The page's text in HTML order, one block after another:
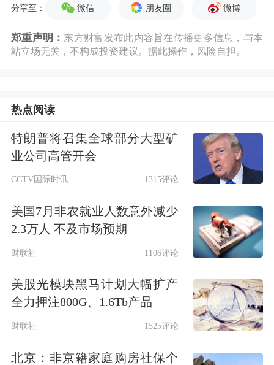
往经营业绩不确定性大、转盈利周期
长，资本市场服务能否有效覆盖优质未
纳斯达克
容度，2019年以来，纳斯达克IPO企业
中，超过50%的企业上市时未盈利，合
“科创板设置科创成长层，为处于不同
发展阶段，尤其是成长初期的科技创新
企业提供更加适配的资本市场平台，有
利于进一步彰显资本市场支持科技创新
的政策导向，稳定市场预期。”张宗新
表示。在他看来，科创成长层的设立有
分享至： 微信 朋友圈 微博
郑重声明： 东方财富发布此内容旨在传播更多信息，与本
站立场无关，不构成投资建议。据此操作，风险自担。
热点阅读
特朗普将召集全球部分大型矿
业公司高管开会
CCTV国际时讯 1315评论
美国7月非农就业人数意外减少
2.3万人 不及市场预期
财联社 1106评论
美股光模块黑马计划大幅扩产
全力押注800G、1.6Tb产品
财联社 1525评论
北京：非京籍家庭购房社保个